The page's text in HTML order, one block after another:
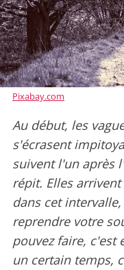
Pixabay.com
Au début, les
s'écrasent
suivent l'un après
répit. Elles
dans cet
reprendre votre
pouvez faire, c'est
un certain temps,